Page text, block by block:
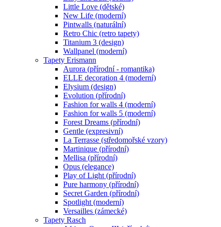
Little Love (dětské)
New Life (moderní)
Pintwalls (naturální)
Retro Chic (retro tapety)
Titanium 3 (design)
Wallpanel (moderní)
Tapety Erismann
Aurora (přírodní - romantika)
ELLE decoration 4 (moderní)
Elysium (design)
Evolution (přírodní)
Fashion for walls 4 (moderní)
Fashion for walls 5 (moderní)
Forest Dreams (přírodní)
Gentle (expresivní)
La Terrasse (středomořské vzory)
Martinique (přírodní)
Mellisa (přírodní)
Opus (elegance)
Play of Light (přírodní)
Pure harmony (přírodní)
Secret Garden (přírodní)
Spotlight (moderní)
Versailles (zámecké)
Tapety Rasch